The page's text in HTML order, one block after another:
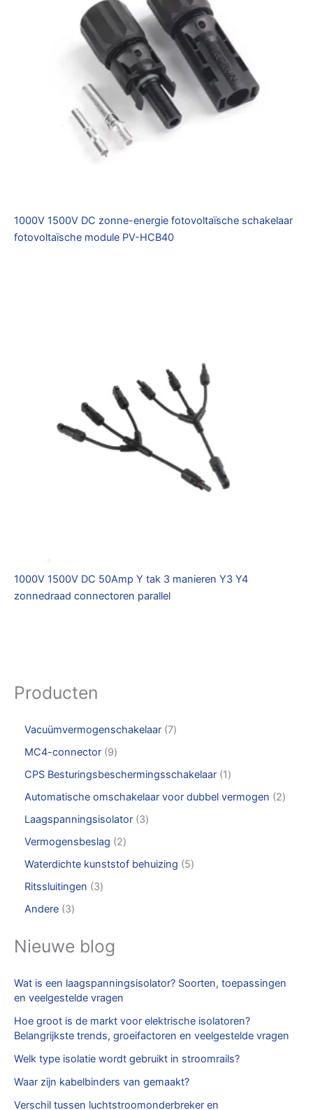
1000V 1500V DC zonne-energie fotovoltaïsche schakelaar
fotovoltaïsche module PV-HCB40
1000V 1500V DC 50Amp Y tak 3 manieren Y3 Y4
zonnedraad connectoren parallel
Producten
Vacuümvermogenschakelaar 7
MC4-connector 9
CPS Besturingsbeschermingsschakelaar 1
Automatische omschakelaar voor dubbel vermogen
2
Laagspanningsisolator 3
Vermogensbeslag
2
Waterdichte kunststof behuizing
5
Ritssluitingen
3
Andere 3
Nieuwe blog
Wat is een laagspanningsisolator? Soorten, toepassingen
en veelgestelde vragen
Hoe groot is de markt voor elektrische isolatoren?
Belangrijkste trends, groeifactoren en veelgestelde vragen
Welk type isolatie wordt gebruikt in stroomrails?
Waar zijn kabelbinders van gemaakt?
Verschil tussen luchtstroomonderbreker en